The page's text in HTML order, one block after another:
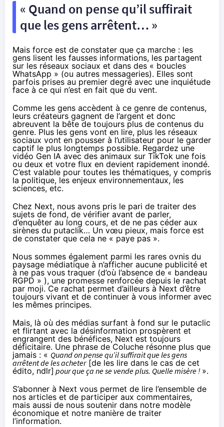
« Quand on pense qu’il suffirait
que les gens arrêtent… »
Mais force est de constater que ça marche : les
gens lisent les fausses informations, les partagent
sur les réseaux sociaux et dans des « boucles
WhatsApp » (ou autres messageries). Elles sont
parfois prises au premier degré avec une inquiétude
face à ce qui n’est en fait que du vent.
Comme les gens accèdent à ce genre de contenus,
leurs créateurs gagnent de l’argent et donc
abreuvent la bête de toujours plus de contenus du
genre. Plus les gens vont en lire, plus les réseaux
sociaux vont en pousser à l’utilisateur pour le garder
captif le plus longtemps possible. Regardez une
vidéo Gen IA avec des animaux sur TikTok une fois
ou deux et votre flux en devient rapidement inondé.
C’est valable pour toutes les thématiques, y compris
la politique, les enjeux environnementaux, les
sciences, etc.
Chez Next, nous avons pris le pari de traiter des
sujets de fond, de vérifier avant de parler,
d’enquêter au long cours, et de ne pas céder aux
sirènes du putaclik… Un vœu pieux, mais force est
de constater que cela ne « paye pas ».
Nous sommes également parmi les rares ovnis du
paysage médiatique à n’afficher aucune publicité et
à ne pas vous traquer (d’où l’absence de « bandeau
RGPD » ), une promesse renforcée depuis le rachat
par moji. Ce rachat permet d’ailleurs à Next d’être
toujours vivant et de continuer à vous informer avec
les mêmes principes.
Mais, là où des médias surfant à fond sur le putaclic
et flirtant avec la désinformation prospèrent et
engrangent des bénéfices, Next est toujours
déficitaire. Une phrase de Coluche résonne plus que
jamais : « Quand on pense qu’il suffirait que les gens
arrêtent de les acheter[de les lire dans le cas de cet
édito, ndlr] pour que ça ne se vende plus. Quelle misère ! ».
S’abonner à Next vous permet de lire l’ensemble de
nos articles et de participer aux commentaires,
mais aussi de nous soutenir dans notre modèle
économique et notre manière de traiter
l’information.